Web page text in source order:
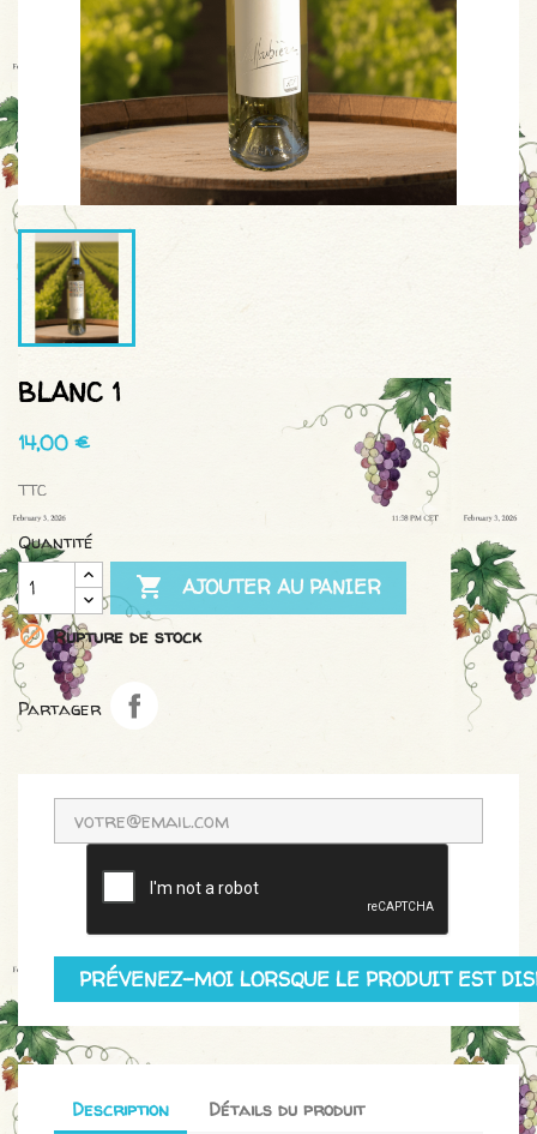
BLANC 1
14,00 €
TTC
Quantité
 AJOUTER AU PANIER
Rupture de stock
Partager
PRÉVENEZ-MOI LORSQUE LE PRODUIT EST
Description Détails du produit